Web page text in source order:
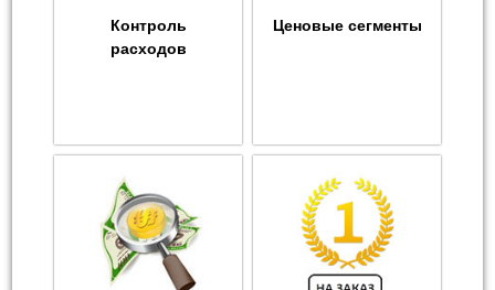
Контроль
расходов
Ценовые сегменты